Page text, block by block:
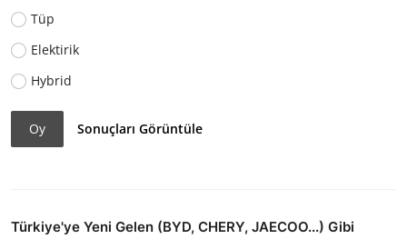
Tüp
Elektirik
Hybrid
Oy Sonuçları Görüntüle
Türkiye'ye Yeni Gelen (BYD, CHERY, JAECOO...) Gibi